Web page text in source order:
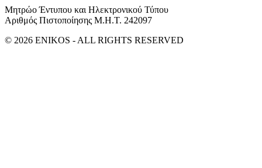
Μητρώο Έντυπου και Ηλεκτρονικού Τύπου
Αριθμός Πιστοποίησης Μ.Η.Τ. 242097
© 2026 ENIKOS - ALL RIGHTS RESERVED